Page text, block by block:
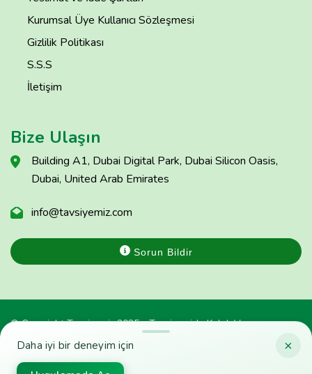
×
Daha iyi bir deneyim için
Kurumsal Üye Kullanıcı Sözleşmesi
Gizlilik Politikası
S.S.S
İletişim
Bize Ulaşın
Building A1, Dubai Digital Park, Dubai Silicon Oasis,
Dubai, United Arab Emirates
info@tavsiyemiz.com
Sorun Bildir
© Copyright Tavsiyemiz 2025 - Tavsiyemiz'e Kulak Ver